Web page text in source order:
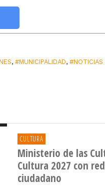
,#MUNICIPALIDAD,#NOTICIAS
CULTURA
Ministerio de las
Cultura 2027 con
ciudadano